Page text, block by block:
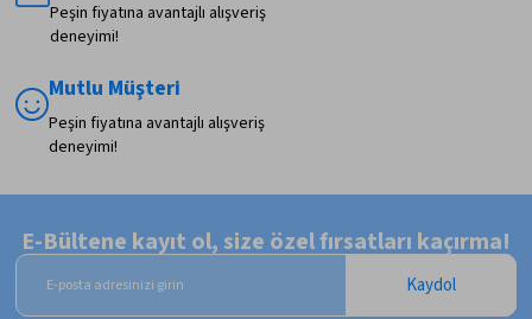
Peşin fiyatına avantajlı alışveriş
deneyimi!
Mutlu Müşteri
Peşin fiyatına avantajlı alışveriş
deneyimi!
E-Bültene kayıt ol, size özel fırsatları kaçırma!
Kaydol